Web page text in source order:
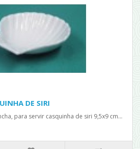
DE SIRI
para servir casquinha de siri 9,5x9 cm...